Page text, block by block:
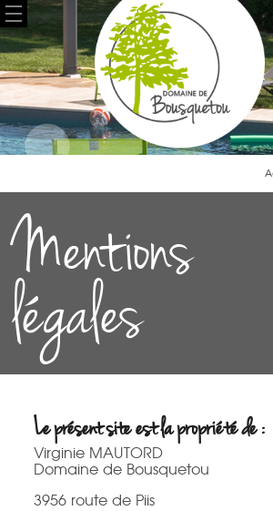
Mentions
légales
Le présent site est la propriété de :
Virginie MAUTORD
Domaine de Bousquetou
3956 route de Piis